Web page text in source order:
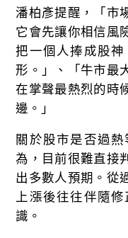
潘柏彥提醒，「市
它會先讓你相信風
把一個人捧成股
形。」、「牛市最
在掌聲最熱烈的時
邊。」
關於股市是否過
為，目前很難直接
出多數人預期。從
上漲後往往伴隨
識。